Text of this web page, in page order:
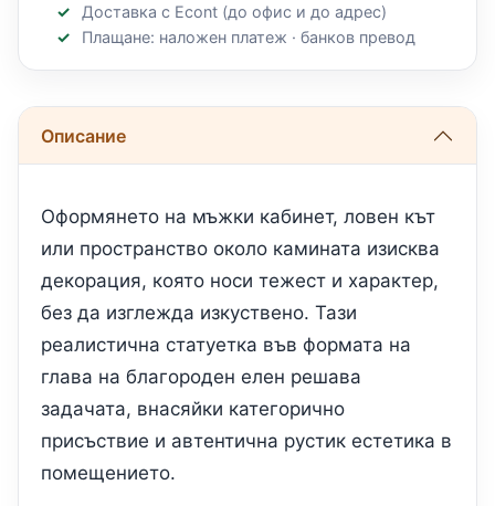
Доставка с Econt (до офис и до адрес)
Плащане: наложен платеж · банков превод
Описание
Оформянето на мъжки кабинет, ловен кът
или пространство около камината изисква
декорация, която носи тежест и характер,
без да изглежда изкуствено. Тази
реалистична статуетка във формата на
глава на благороден елен решава
задачата, внасяйки категорично
присъствие и автентична рустик естетика в
помещението.